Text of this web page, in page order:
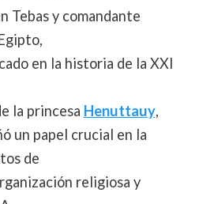
Tebas y comandante
en la historia de la XXI
la princesa Henuttauy,
un papel crucial en la
de
religiosa y